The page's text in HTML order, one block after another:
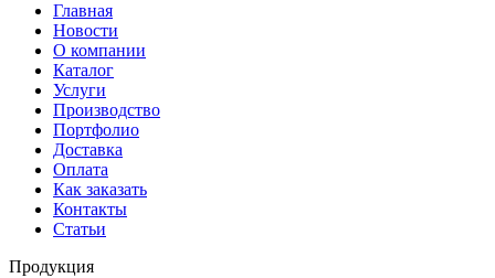
Главная
Новости
О компании
Каталог
Услуги
Производство
Портфолио
Доставка
Оплата
Как заказать
Контакты
Статьи
Продукция